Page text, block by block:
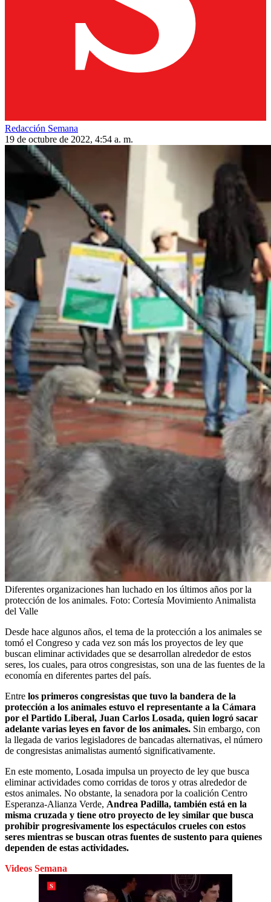
Redacción Semana
19 de octubre de 2022, 4:54 a. m.
Diferentes organizaciones han luchado en los últimos años por la
protección de los animales. Foto: Cortesía Movimiento Animalista
del Valle
Desde hace algunos años, el tema de la protección a los animales se
tomó el Congreso y cada vez son más los proyectos de ley que
buscan eliminar actividades que se desarrollan alrededor de estos
seres, los cuales, para otros congresistas, son una de las fuentes de la
economía en diferentes partes del país.
Entre los primeros congresistas que tuvo la bandera de la
protección a los animales estuvo el representante a la Cámara
por el Partido Liberal, Juan Carlos Losada, quien logró sacar
adelante varias leyes en favor de los animales. Sin embargo, con
la llegada de varios legisladores de bancadas alternativas, el número
de congresistas animalistas aumentó significativamente.
En este momento, Losada impulsa un proyecto de ley que busca
eliminar actividades como corridas de toros y otras alrededor de
estos animales. No obstante, la senadora por la coalición Centro
Esperanza-Alianza Verde, Andrea Padilla, también está en la
misma cruzada y tiene otro proyecto de ley similar que busca
prohibir progresivamente los espectáculos crueles con estos
seres mientras se buscan otras fuentes de sustento para quienes
dependen de estas actividades.
Videos Semana